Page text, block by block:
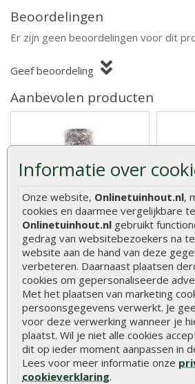
Informatie over
Onze website, Onlinetuinhout.nl,
cookies en daarmee vergelijkbare
Onlinetuinhout.nl gebruikt
gedrag van websitebezoekers na
website aan de hand van deze
verbeteren. Daarnaast plaatsen
cookies om gepersonaliseerde
Met het plaatsen van marketing
persoonsgegevens verwerkt. Je
voor deze verwerking wanneer je
plaatst. Wil je niet alle cookies
dit op ieder moment aanpassen in
Lees voor meer informatie onze
cookieverklaring.
Beoordelingen
Er zijn geen beoordelingen voor dit
Geef beoordeling
Aanbevolen producten
Asfaltnagels verzonken 3
Asfaltnagels kunt u gebruiken
voor het vastzetten van
daklee..
€ 2,10
extra
€